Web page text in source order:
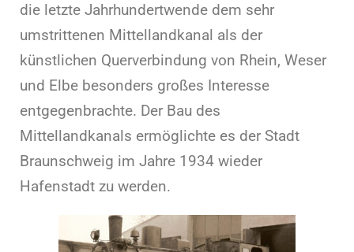
die letzte Jahrhundertwende dem sehr
umstrittenen Mittellandkanal als der
künstlichen Querverbindung von Rhein, Weser
und Elbe besonders großes Interesse
entgegenbrachte. Der Bau des
Mittellandkanals ermöglichte es der Stadt
Braunschweig im Jahre 1934 wieder
Hafenstadt zu werden.